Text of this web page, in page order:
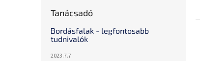
Tanácsadó
Bordásfalak - legfontosabb
tudnivalók
2023.7.7